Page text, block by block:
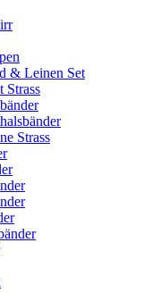
& Leinen Set
Strass
Strass